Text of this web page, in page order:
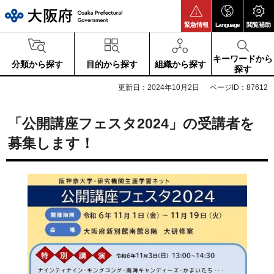
緊急情報 Language 閲覧補助
分類から探す 目的から探す 組織から探す
キーワードから
探す
更新日：2024年10月2日 ページID：87612
「公開講座フェスタ2024」の受講者を
募集します！